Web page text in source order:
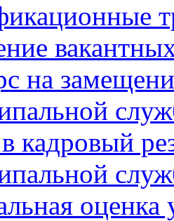
на
кадровый
оценка